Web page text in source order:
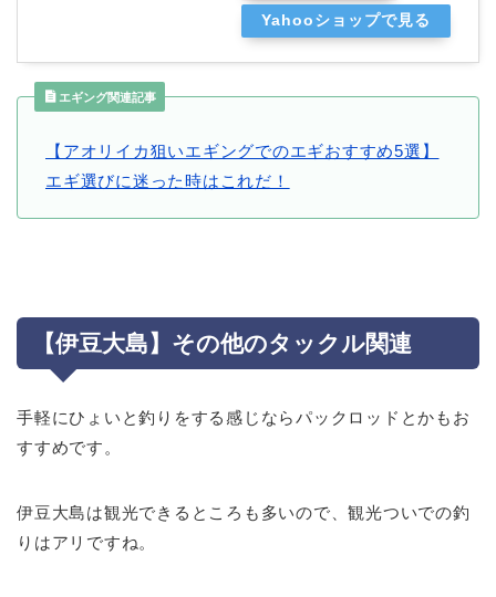
Yahooショップで見る
エギング関連記事
【アオリイカ狙いエギングでのエギおすすめ5選】
エギ選びに迷った時はこれだ！
【伊豆大島】その他のタックル関連
手軽にひょいと釣りをする感じならパックロッドとかもお
すすめです。
伊豆大島は観光できるところも多いので、観光ついでの釣
りはアリですね。